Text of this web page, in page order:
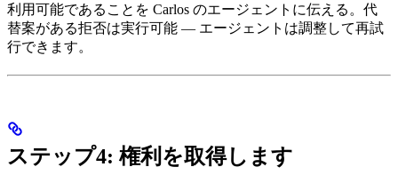
利用可能であることを Carlos のエージェントに伝える。代
替案がある拒否は実行可能 — エージェントは調整して再試
行できます。
ステップ4: 権利を取得します